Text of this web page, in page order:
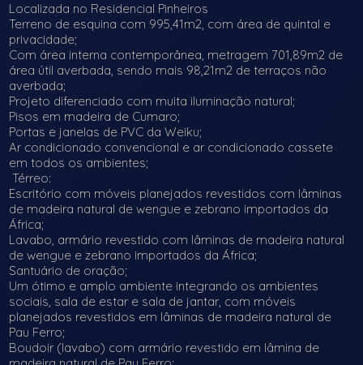
Localizada no Residencial Pinheiros
Terreno de esquina com 995,41m2, com área de quintal e
privacidade;
Com área interna contemporânea, metragem 701,89m2 de
área útil averbada, sendo mais 98,21m2 de terraços não
averbada;
Projeto diferenciado com muita iluminação natural;
Pisos em madeira de Cumaro;
Portas e janelas de PVC da Weiku;
Ar condicionado convencional e ar condicionado cassete
em todos os ambientes;
Térreo:
Escritório com móveis planejados revestidos com lâminas
de madeira natural de wengue e zebrano importados da
África;
Lavabo, armário revestido com lâminas de madeira natural
de wengue e zebrano importados da África;
Santuário de oração;
Um ótimo e amplo ambiente integrando os ambientes
sociais, sala de estar e sala de jantar, com móveis
planejados revestidos em lâminas de madeira natural de
Pau Ferro;
Boudoir (lavabo) com armário revestido em lâmina de